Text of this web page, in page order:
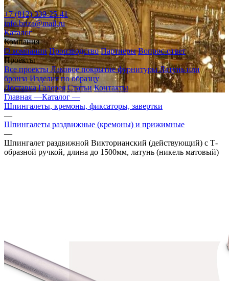
+7 (812) 339-25-41
info.briza@mail.ru
Каталог
Компания
О компании Производство Партнеры Вопрос-ответ
Проекты
Все проектыЛаковое покрытие фурнитурыЛатунь или
бронза Изделия по образцу
Доставка Галерея Статьи Контакты
Главная —Каталог —
Шпингалеты, кремоны, фиксаторы, завертки
—
Шпингалеты раздвижные (кремоны) и прижимные
—
Шпингалет раздвижной Викторианский (действующий) с Т-
образной ручкой, длина до 1500мм, латунь (никель матовый)